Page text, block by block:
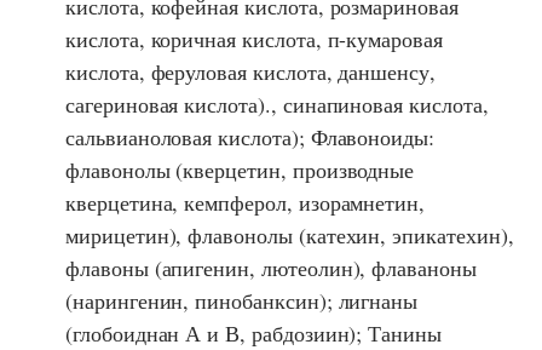
кислота, кофейная кислота, розмариновая
кислота, коричная кислота, п-кумаровая
кислота, феруловая кислота, даншенсу,
сагериновая кислота)., синапиновая кислота,
сальвианоловая кислота); Флавоноиды:
флавонолы (кверцетин, производные
кверцетина, кемпферол, изорамнетин,
мирицетин), флавонолы (катехин, эпикатехин),
флавоны (апигенин, лютеолин), флаваноны
(нарингенин, пинобанксин); лигнаны
(глобоиднан А и В, рабдозиин); Танины